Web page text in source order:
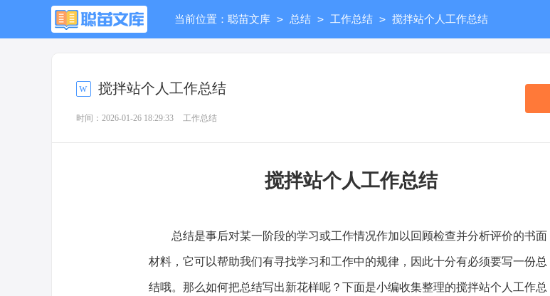
当前位置： 聪苗文库 > 总结 > 工作总结 > 搅拌站个人工作总结
搅拌站个人工作总结
时间：2026-01-26 18:29:33 工作总结
搅拌站个人工作总结
总结是事后对某一阶段的学习或工作情况作加以回顾检查并分析评价的书面
材料，它可以帮助我们有寻找学习和工作中的规律，因此十分有必须要写一份总
结哦。那么如何把总结写出新花样呢？下面是小编收集整理的搅拌站个人工作总